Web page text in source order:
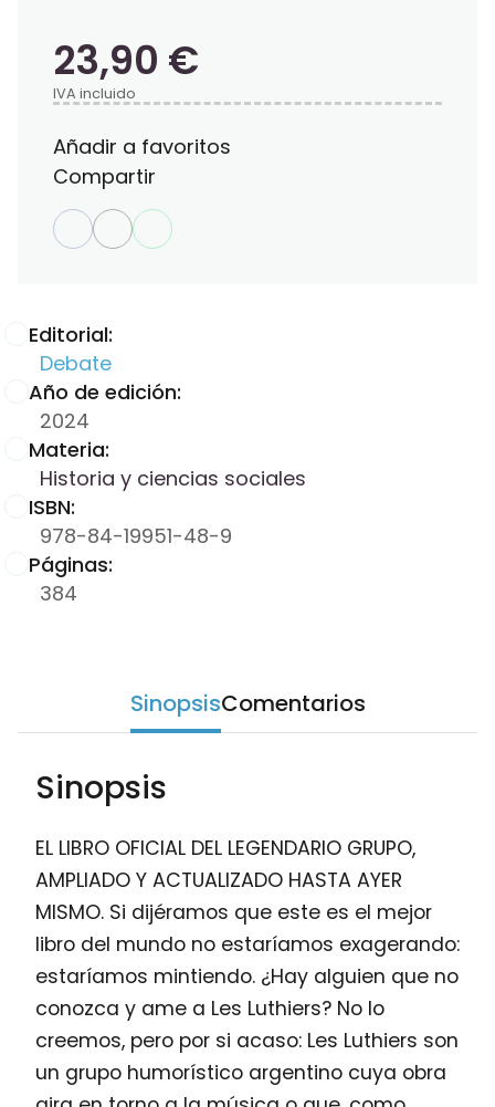
Editorial:
Debate
Año de edición:
2024
Materia:
Historia y ciencias sociales
ISBN:
978-84-19951-48-9
Páginas:
384
23,90 €
IVA incluido
Añadir a favoritos
Compartir
SinopsisComentarios
Sinopsis
EL LIBRO OFICIAL DEL LEGENDARIO GRUPO,
AMPLIADO Y ACTUALIZADO HASTA AYER
MISMO. Si dijéramos que este es el mejor
libro del mundo no estaríamos exagerando:
estaríamos mintiendo. ¿Hay alguien que no
conozca y ame a Les Luthiers? No lo
creemos, pero por si acaso: Les Luthiers son
un grupo humorístico argentino cuya obra